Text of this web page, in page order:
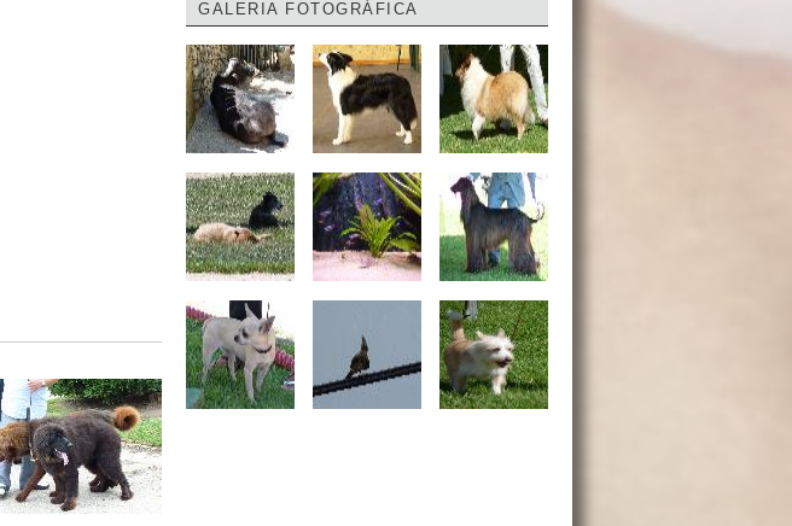
GALERIA FOTOGRÁFICA